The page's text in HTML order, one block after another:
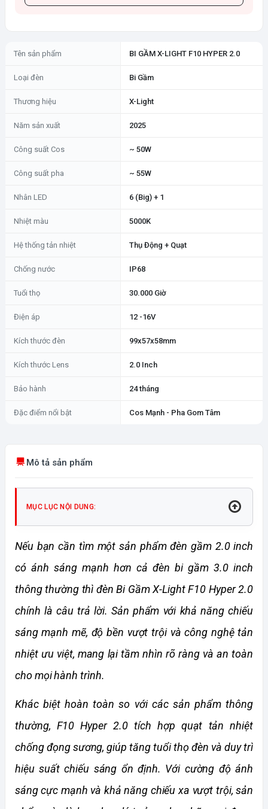
Tên sản phẩm BI GẦM X-LIGHT F10 HYPER 2.0
Loại đèn Bi Gầm
Thương hiệu X-Light
Năm sản xuất 2025
Công suất Cos ~ 50W
Công suất pha ~ 55W
Nhân LED 6 (Big) + 1
Nhiệt màu 5000K
Hệ thống tản nhiệt Thụ Động + Quạt
Chống nước IP68
Tuổi thọ 30.000 Giờ
Điện áp 12 -16V
Kích thước đèn 99x57x58mm
Kích thước Lens 2.0 Inch
Bảo hành 24 tháng
Đặc điểm nổi bật Cos Mạnh - Pha Gom Tâm
Mô tả sản phẩm
MỤC LỤC NỘI DUNG:
Nếu bạn cần tìm một sản phẩm đèn gầm 2.0 inch
có ánh sáng mạnh hơn cả đèn bi gầm 3.0 inch
thông thường thì đèn Bi Gầm X-Light F10 Hyper 2.0
chính là câu trả lời. Sản phẩm với khả năng chiếu
sáng mạnh mẽ, độ bền vượt trội và công nghệ tản
nhiệt ưu việt, mang lại tầm nhìn rõ ràng và an toàn
cho mọi hành trình.
Khác biệt hoàn toàn so với các sản phẩm thông
thường, F10 Hyper 2.0 tích hợp quạt tản nhiệt
chống đọng sương, giúp tăng tuổi thọ đèn và duy trì
hiệu suất chiếu sáng ổn định. Với cường độ ánh
sáng cực mạnh và khả năng chiếu xa vượt trội, sản